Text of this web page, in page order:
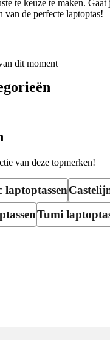
te keuze te maken.
van de perfecte laptoptas!
dit moment
van deze topmerken!
laptoptassen
Tumi